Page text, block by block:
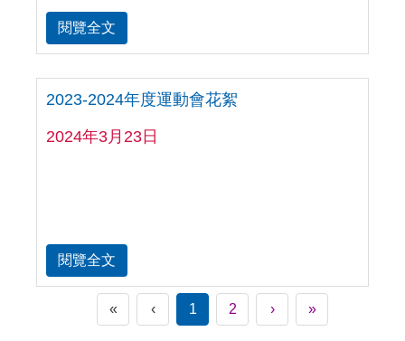
閱覽全文
2023-2024年度運動會花絮
2024年3月23日
閱覽全文
« ‹ 1 2 › »